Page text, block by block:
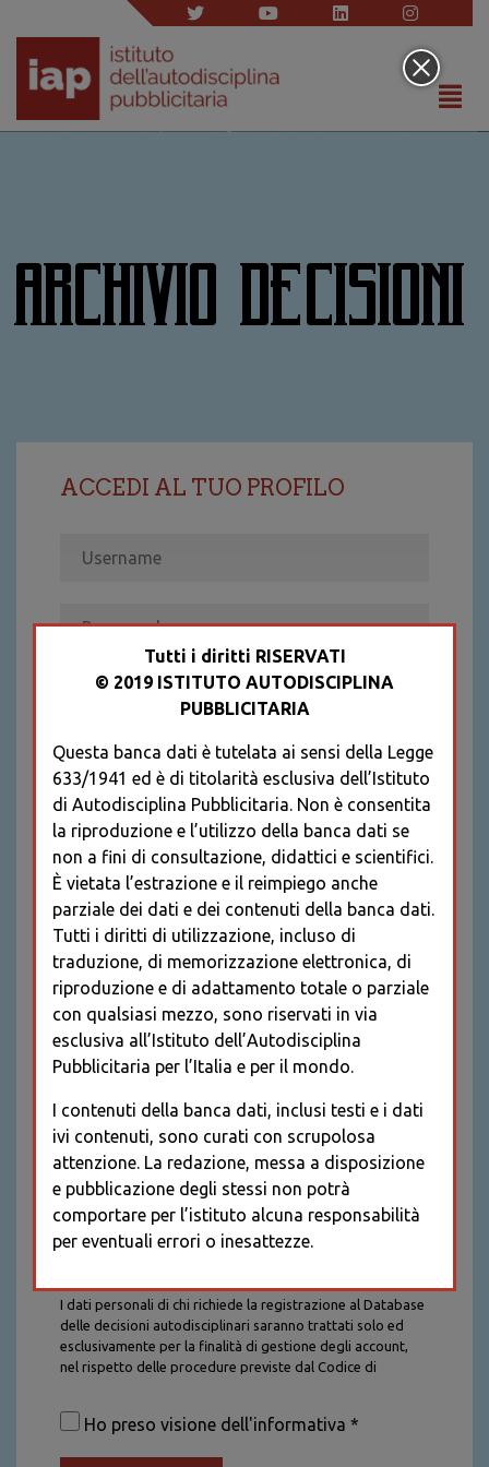
ARCHIVIO DECISIONI
ACCEDI AL TUO PROFILO
Recupera password
REGISTRATI
* I CAMPI CONTRASSEGNATI SONO
OBBLIGATORI
I dati personali di chi richiede la registrazione al Database
delle decisioni autodisciplinari saranno trattati solo ed
esclusivamente per la finalità di gestione degli account,
nel rispetto delle procedure previste dal Codice di
saranno trattati con tutte le cautele richieste dalla legge e
saranno conservati per la durata stabilita caso per caso
Ho preso visione dell'informativa *
Tutti i diritti RISERVATI
© 2019 ISTITUTO AUTODISCIPLINA
PUBBLICITARIA
Questa banca dati è tutelata ai sensi della Legge
633/1941 ed è di titolarità esclusiva dell’Istituto
di Autodisciplina Pubblicitaria. Non è consentita
la riproduzione e l’utilizzo della banca dati se
non a fini di consultazione, didattici e scientifici.
È vietata l’estrazione e il reimpiego anche
parziale dei dati e dei contenuti della banca dati.
Tutti i diritti di utilizzazione, incluso di
traduzione, di memorizzazione elettronica, di
riproduzione e di adattamento totale o parziale
con qualsiasi mezzo, sono riservati in via
esclusiva all’Istituto dell’Autodisciplina
Pubblicitaria per l’Italia e per il mondo.
I contenuti della banca dati, inclusi testi e i dati
ivi contenuti, sono curati con scrupolosa
attenzione. La redazione, messa a disposizione
e pubblicazione degli stessi non potrà
comportare per l’istituto alcuna responsabilità
per eventuali errori o inesattezze.